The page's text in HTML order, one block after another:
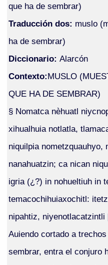
que ha de sembrar)
Traducción dos: muslo
ha de sembrar)
Diccionario: Alarcón
Contexto:MUSLO
QUE HA DE SEMBRAR)
§ Nomatca nèhuatl
xihualhuia notlatla,
niquilpia nometzquauhyo,
nanahuatzin; ca nican
igria (¿?) in nohueltiuh in
temacochihuiaxochitl:
nipahtiz,
Auiendo cortado a
sembrar, entra el conjuro